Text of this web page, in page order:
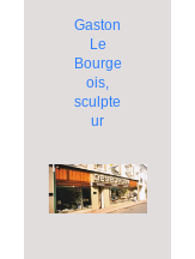
Gaston
Le
Bourge
ois,
sculpte
ur